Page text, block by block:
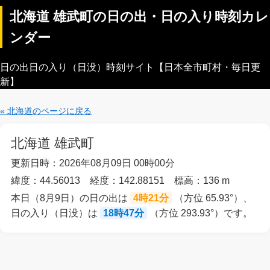
北海道 雄武町の日の出・日の入り時刻カレ
ンダー
日の出日の入り（日没）時刻サイト【日本全市町村・毎日更
新】
« 北海道のページに戻る
北海道 雄武町
更新日時：2026年08月09日 00時00分
緯度：44.56013 経度：142.88151 標高：136 m
本日（8月9日）の日の出は 4時21分
（方位 65.93°）、
日の入り（日没）は
18時47分 （方位 293.93°）です。